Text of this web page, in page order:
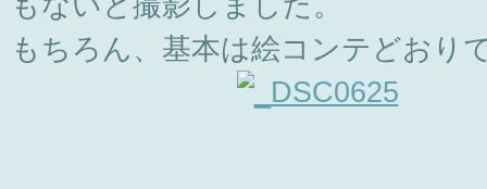
もちろん、基本は絵コンテどおり